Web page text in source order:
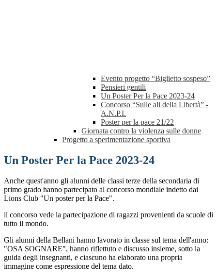
Evento progetto “Biglietto sospeso”
Pensieri gentili
Un Poster Per la Pace 2023-24
Concorso “Sulle ali della Libertà” -
A.N.P.I.
Poster per la pace 21/22
Giornata contro la violenza sulle donne
Progetto a sperimentazione sportiva
Un Poster Per la Pace 2023-24
Anche quest'anno gli alunni delle classi terze della secondaria di
primo grado hanno partecipato al concorso mondiale indetto dai
Lions Club "Un poster per la Pace".
il concorso vede la partecipazione di ragazzi provenienti da scuole di
tutto il mondo.
Gli alunni della Bellani hanno lavorato in classe sul tema dell'anno:
"OSA SOGNARE", hanno riflettuto e discusso insieme, sotto la
guida degli insegnanti, e ciascuno ha elaborato una propria
immagine come espressione del tema dato.